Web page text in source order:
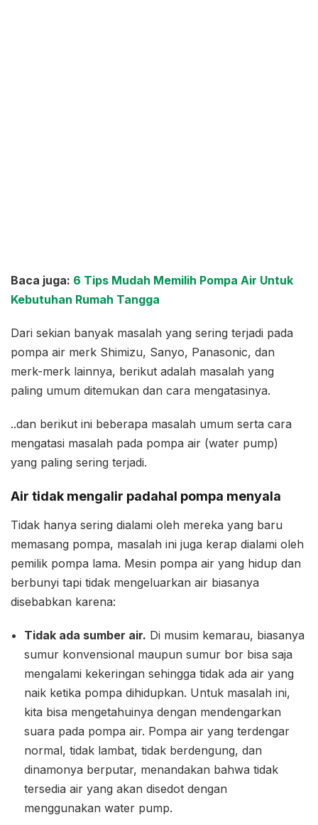
Baca juga: 6 Tips Mudah Memilih Pompa Air Untuk
Kebutuhan Rumah Tangga
Dari sekian banyak masalah yang sering terjadi pada
pompa air merk Shimizu, Sanyo, Panasonic, dan
merk-merk lainnya, berikut adalah masalah yang
paling umum ditemukan dan cara mengatasinya.
..dan berikut ini beberapa masalah umum serta cara
mengatasi masalah pada pompa air (water pump)
yang paling sering terjadi.
Air tidak mengalir padahal pompa menyala
Tidak hanya sering dialami oleh mereka yang baru
memasang pompa, masalah ini juga kerap dialami oleh
pemilik pompa lama. Mesin pompa air yang hidup dan
berbunyi tapi tidak mengeluarkan air biasanya
disebabkan karena:
Tidak ada sumber air. Di musim kemarau, biasanya
sumur konvensional maupun sumur bor bisa saja
mengalami kekeringan sehingga tidak ada air yang
naik ketika pompa dihidupkan. Untuk masalah ini,
kita bisa mengetahuinya dengan mendengarkan
suara pada pompa air. Pompa air yang terdengar
normal, tidak lambat, tidak berdengung, dan
dinamonya berputar, menandakan bahwa tidak
tersedia air yang akan disedot dengan
menggunakan water pump.